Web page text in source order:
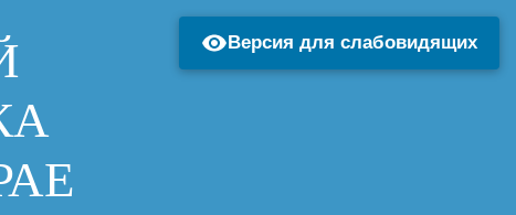
Версия для слабовидящих